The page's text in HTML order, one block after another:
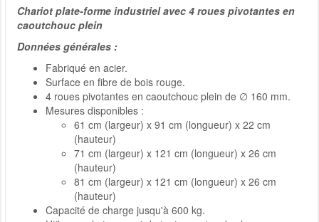
Chariot plate-forme industriel avec 4 roues pivotantes en
caoutchouc plein
Données générales :
Fabriqué en acier.
Surface en fibre de bois rouge.
4 roues pivotantes en caoutchouc plein de ∅ 160 mm.
Mesures disponibles :
61 cm (largeur) x 91 cm (longueur) x 22 cm
(hauteur)
71 cm (largeur) x 121 cm (longueur) x 26 cm
(hauteur)
81 cm (largeur) x 121 cm (longueur) x 26 cm
(hauteur)
Capacité de charge jusqu'à 600 kg.